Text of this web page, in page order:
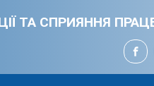
ТА СПРИЯННЯ